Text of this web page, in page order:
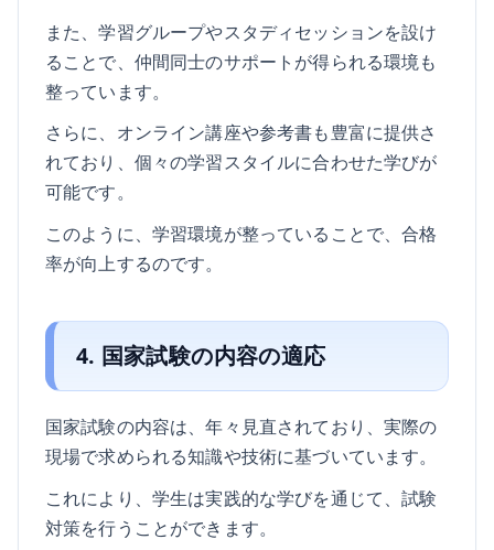
また、学習グループやスタディセッションを設け
ることで、仲間同士のサポートが得られる環境も
整っています。
さらに、オンライン講座や参考書も豊富に提供さ
れており、個々の学習スタイルに合わせた学びが
可能です。
このように、学習環境が整っていることで、合格
率が向上するのです。
4. 国家試験の内容の適応
国家試験の内容は、年々見直されており、実際の
現場で求められる知識や技術に基づいています。
これにより、学生は実践的な学びを通じて、試験
対策を行うことができます。